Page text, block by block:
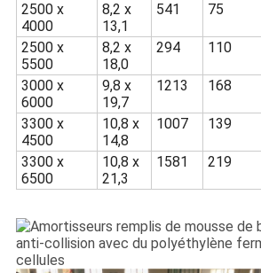
2500 x
4000
8,2 x
13,1
541 75
2500 x
5500
8,2 x
18,0
294 110
3000 x
6000
9,8 x
19,7
1213 168
3300 x
4500
10,8 x
14,8
1007 139
3300 x
6500
10,8 x
21,3
1581 219